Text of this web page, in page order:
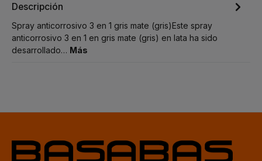
Descripción
Spray anticorrosivo 3 en 1 gris mate (gris)Este spray
anticorrosivo 3 en 1 en gris mate (gris) en lata ha sido
desarrollado… Más